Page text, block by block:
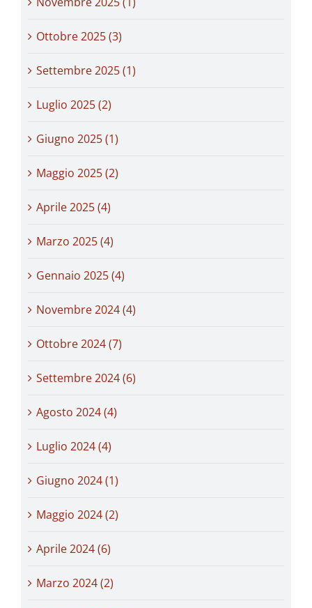
Ottobre 2025 (3)
Settembre 2025 (1)
Luglio 2025 (2)
Giugno 2025 (1)
Maggio 2025 (2)
Aprile 2025 (4)
Marzo 2025 (4)
Gennaio 2025 (4)
Novembre 2024 (4)
Ottobre 2024 (7)
Settembre 2024 (6)
Agosto 2024 (4)
Luglio 2024 (4)
Giugno 2024 (1)
Maggio 2024 (2)
Aprile 2024 (6)
Marzo 2024 (2)